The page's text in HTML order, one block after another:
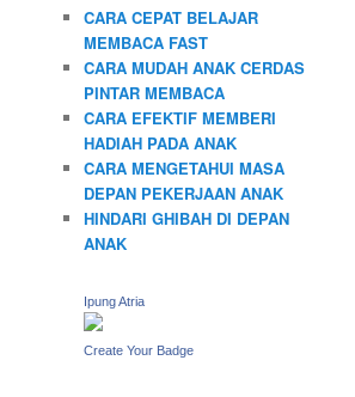
CARA CEPAT BELAJAR
MEMBACA FAST
CARA MUDAH ANAK CERDAS
PINTAR MEMBACA
CARA EFEKTIF MEMBERI
HADIAH PADA ANAK
CARA MENGETAHUI MASA
DEPAN PEKERJAAN ANAK
HINDARI GHIBAH DI DEPAN
ANAK
Ipung Atria
Create Your Badge